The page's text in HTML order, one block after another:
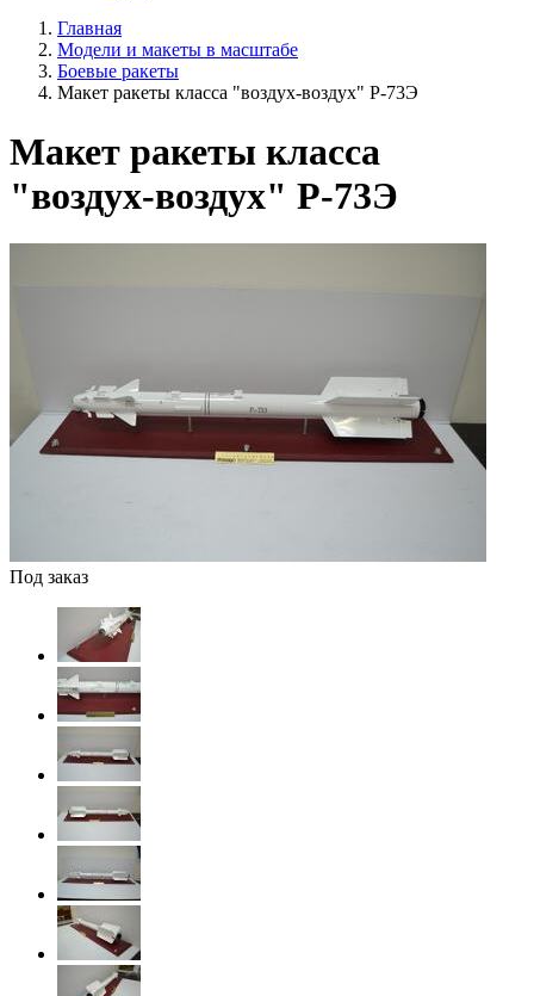
Главная
Модели и макеты в масштабе
Боевые ракеты
Макет ракеты класса "воздух-воздух" Р-73Э
Макет ракеты класса
"воздух-воздух" Р-73Э
Под заказ